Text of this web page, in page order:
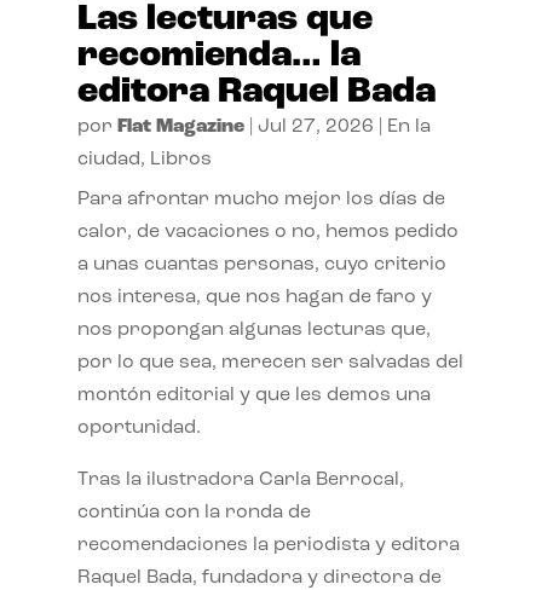
Las lecturas que
recomienda… la
editora Raquel Bada
por Flat Magazine| Jul 27, 2026
En la
ciudad, Libros
Para afrontar mucho mejor los días de
calor, de vacaciones o no, hemos pedido
a unas cuantas personas, cuyo criterio
nos interesa, que nos hagan de faro y
nos propongan algunas lecturas que,
por lo que sea, merecen ser salvadas del
montón editorial y que les demos una
oportunidad.
Tras la ilustradora Carla Berrocal,
continúa con la ronda de
recomendaciones la periodista y editora
Raquel Bada, fundadora y directora de